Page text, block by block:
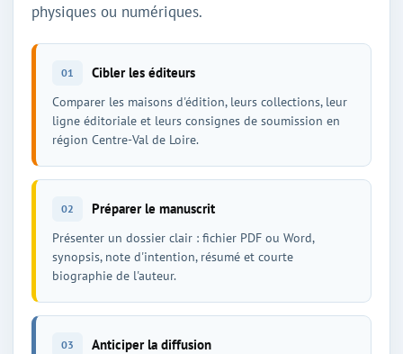
physiques ou numériques.
01 Cibler les éditeurs
Comparer les maisons d'édition, leurs collections, leur
ligne éditoriale et leurs consignes de soumission en
région Centre-Val de Loire.
02 Préparer le manuscrit
Présenter un dossier clair : fichier PDF ou Word,
synopsis, note d'intention, résumé et courte
biographie de l'auteur.
03 Anticiper la diffusion